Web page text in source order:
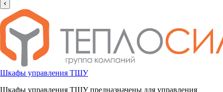
Шкафы управления ТШУ
Шкафы управления ТШУ предназначены для управления